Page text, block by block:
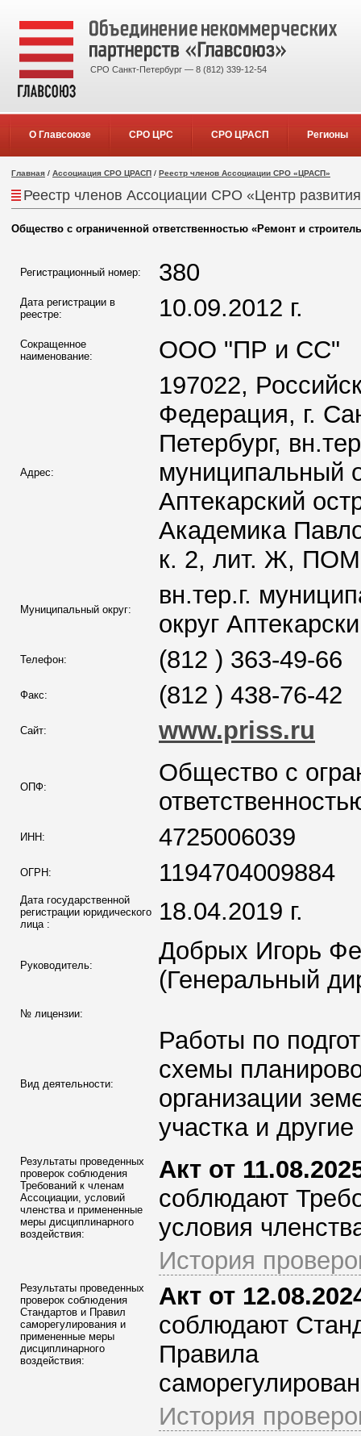
СРО Санкт-Петербург — 8 (812) 339-12-54
О Главсоюзе СРО ЦРС СРО ЦРАСП Регионы
Главная / Ассоциация СРО ЦРАСП / Реестр членов Ассоциации СРО «ЦРАСП»
Реестр членов Ассоциации СРО «Центр
Общество с ограниченной ответственностью «Ремонт и
Регистрационный номер: 380
Дата регистрации в
реестре:
10.09.2012 г.
Сокращенное
наименование:
ООО "ПР и СС"
Адрес:
197022,
Федерация, г.
Петербург,
муниципальный
Аптекарский
Академика
к. 2, лит. Ж,
Муниципальный округ:
вн.тер.г.
округ
Телефон: (812 ) 363-49-66
Факс: (812 ) 438-76-42
Сайт: www.priss.ru
ОПФ:
Общество с
ИНН: 4725006039
ОГРН: 1194704009884
Дата государственной
регистрации юридического
лица :
18.04.2019 г.
Руководитель:
Добрых Игорь
(Генеральный
№ лицензии:
Вид деятельности:
Работы по
схемы
организации
участка и другие
Результаты проведенных
проверок соблюдения
Требований к членам
Ассоциации , условий
членства и примененные
меры дисциплинарного
воздействия:
Акт от
соблюдают
условия
История
Результаты проведенных
проверок соблюдения
Стандартов и Правил
саморегулирования и
примененные меры
дисциплинарного
воздействия:
Акт от
соблюдают
Правила
История